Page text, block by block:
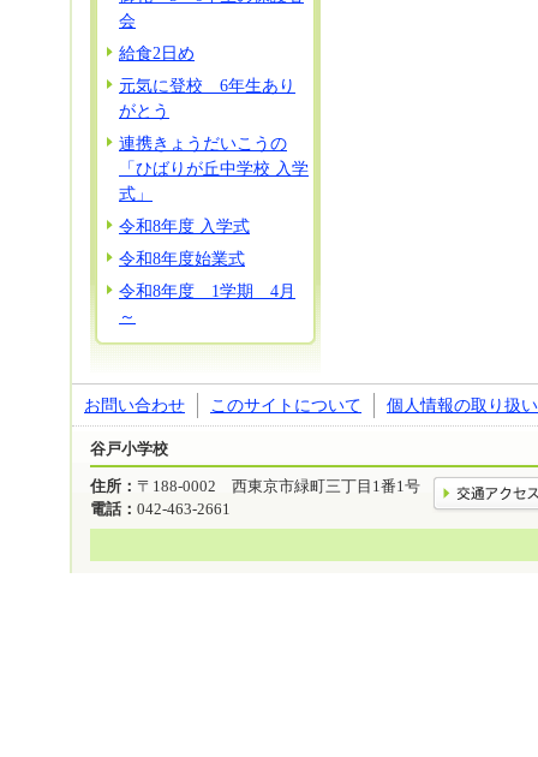
会
給食2日め
元気に登校 6年生あり
がとう
連携きょうだいこうの
「ひばりが丘中学校 入学
式」
令和8年度 入学式
令和8年度始業式
令和8年度 1学期 4月
～
お問い合わせ このサイトについて 個人情報の取り扱い
谷戸小学校
住所： 〒188-0002 西東京市緑町三丁目1番1号
電話： 042-463-2661